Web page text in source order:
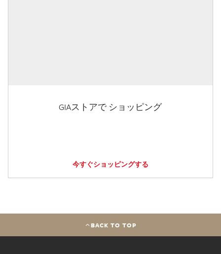
GIAストアで ショッピング
今すぐショッピングする
BACK TO TOP